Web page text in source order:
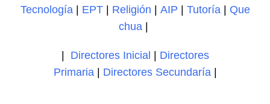
Tecnología| EPT| Religión AIP Tutoría| Que
chua
Directores Inicial
Directores
Primaria| Directores Secundaría|